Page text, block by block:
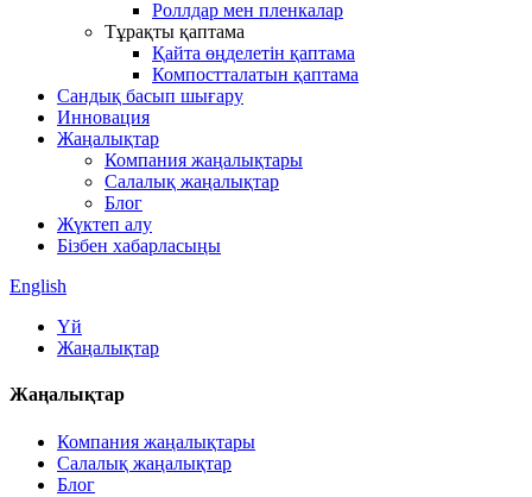
Роллдар мен пленкалар
Тұрақты қаптама
Қайта өңделетін қаптама
Компостталатын қаптама
Сандық басып шығару
Инновация
Жаңалықтар
Компания жаңалықтары
Салалық жаңалықтар
Блог
Жүктеп алу
Бізбен хабарласыңы
English
Үй
Жаңалықтар
Жаңалықтар
Компания жаңалықтары
Салалық жаңалықтар
Блог